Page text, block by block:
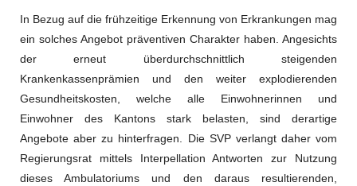
In Bezug auf die frühzeitige Erkennung von Erkrankungen mag
ein solches Angebot präventiven Charakter haben. Angesichts
der erneut überdurchschnittlich steigenden
Krankenkassenprämien und den weiter explodierenden
Gesundheitskosten, welche alle Einwohnerinnen und
Einwohner des Kantons stark belasten, sind derartige
Angebote aber zu hinterfragen. Die SVP verlangt daher vom
Regierungsrat mittels Interpellation Antworten zur Nutzung
dieses Ambulatoriums und den daraus resultierenden,